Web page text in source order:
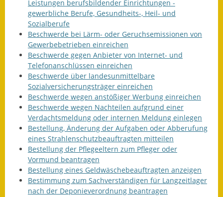
Leistungen berufsbildender Einrichtungen -
gewerbliche Berufe, Gesundheits-, Heil- und
Sozialberufe
Beschwerde bei Lärm- oder Geruchsemissionen von
Gewerbebetrieben einreichen
Beschwerde gegen Anbieter von Internet- und
Telefonanschlüssen einreichen
Beschwerde über landesunmittelbare
Sozialversicherungsträger einreichen
Beschwerde wegen anstößiger Werbung einreichen
Beschwerde wegen Nachteilen aufgrund einer
Verdachtsmeldung oder internen Meldung einlegen
Bestellung, Änderung der Aufgaben oder Abberufung
eines Strahlenschutzbeauftragten mitteilen
Bestellung der Pflegeeltern zum Pfleger oder
Vormund beantragen
Bestellung eines Geldwäschebeauftragten anzeigen
Bestimmung zum Sachverständigen für Langzeitlager
nach der Deponieverordnung beantragen